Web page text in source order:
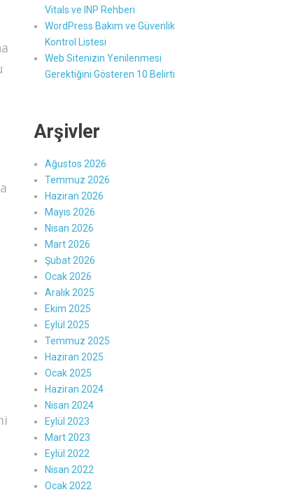
Vitals ve INP Rehberi
WordPress Bakım ve Güvenlik
Kontrol Listesi
Web Sitenizin Yenilenmesi
Gerektiğini Gösteren 10 Belirti
Arşivler
Ağustos 2026
Temmuz 2026
Haziran 2026
Mayıs 2026
Nisan 2026
Mart 2026
Şubat 2026
Ocak 2026
Aralık 2025
Ekim 2025
Eylül 2025
Temmuz 2025
Haziran 2025
Ocak 2025
Haziran 2024
Nisan 2024
Eylül 2023
Mart 2023
Eylül 2022
Nisan 2022
Ocak 2022